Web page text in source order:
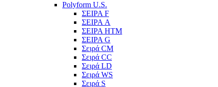
Polyform U.S.
ΣΕΙΡΑ F
ΣΕΙΡΑ A
ΣΕΙΡΑ HTM
ΣΕΙΡΑ G
Σειρά CM
Σειρά CC
Σειρά LD
Σειρά WS
Σειρά S